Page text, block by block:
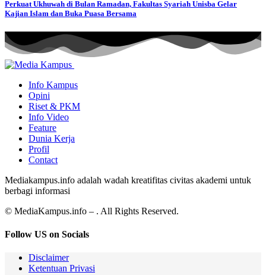
Perkuat Ukhuwah di Bulan Ramadan, Fakultas Syariah Unisba Gelar
Kajian Islam dan Buka Puasa Bersama
Info Kampus
Opini
Riset & PKM
Info Video
Feature
Dunia Kerja
Profil
Contact
Mediakampus.info adalah wadah kreatifitas civitas akademi untuk
berbagi informasi
© MediaKampus.info – . All Rights Reserved.
Follow US on Socials
Disclaimer
Ketentuan Privasi